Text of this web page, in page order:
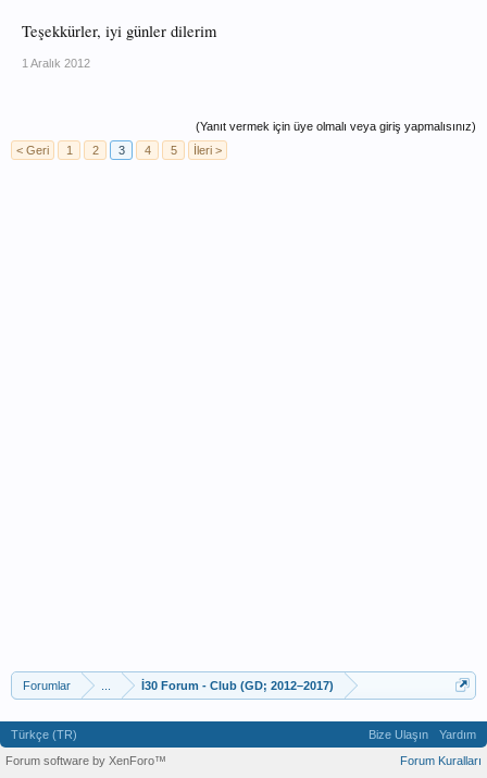
Teşekkürler, iyi günler dilerim
1 Aralık 2012
(Yanıt vermek için üye olmalı veya giriş yapmalısınız)
< Geri
1 2 3 4 5 İleri >
Forumlar İ30 Forum - Club (GD; 2012–2017)
Türkçe (TR) Bize Ulaşın
Yardım
Forum Kuralları
Forum software by XenForo™